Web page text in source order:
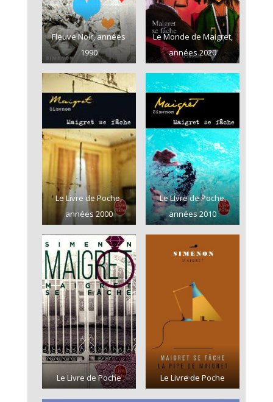
Fleuve Noir, années
1990
Le Monde de Maigret,
années 2020
Le Livre de Poche,
années 2000
Le LIvre de Poche,
années 2010
Le Livre de Poche Le Livre de Poche